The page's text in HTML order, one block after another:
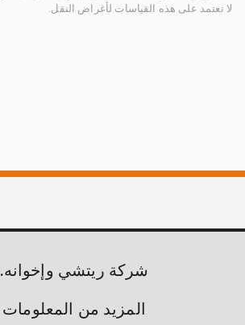
لا تعتمد على هذه القياسات لأغراض النقل.
شركة ريتشي وإخوانه.
المزيد من المعلومات